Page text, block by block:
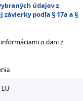
údajov z
závierky podľa § 17a a §
o dani z